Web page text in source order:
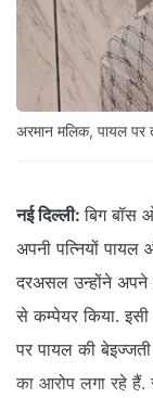
अरमान मलिक, पायल
नई दिल्ली: बिग बॉस
अपनी पत्नियों पायल
दरअसल उन्होंने अपने
से कम्पेयर किया.
पर पायल की
का आरोप लगा रहे हैं.